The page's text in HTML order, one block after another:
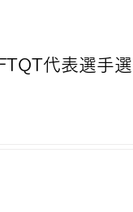
代表選手